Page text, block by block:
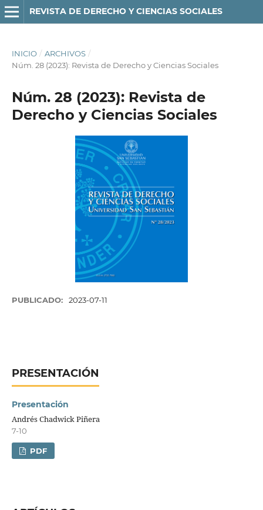
REVISTA DE DERECHO Y CIENCIAS SOCIALES
INICIO / ARCHIVOS /
Núm. 28 (2023): Revista de Derecho y Ciencias Sociales
Núm. 28 (2023): Revista de
Derecho y Ciencias Sociales
PUBLICADO: 2023-07-11
PRESENTACIÓN
Presentación
Andrés Chadwick Piñera
7-10
PDF